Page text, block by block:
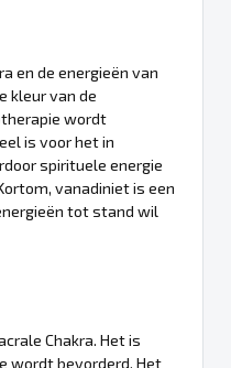
en de energieën van
kleur van de
wordt
is voor het in
spirituele energie
vanadiniet is een
tot stand wil
Chakra. Het is
wordt bevorderd. Het